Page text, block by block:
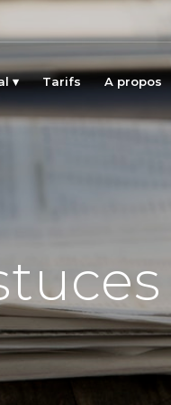
Tarifs A propos